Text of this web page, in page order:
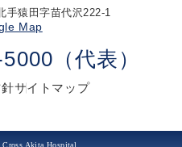
手猿田字苗代沢222-1
Map
（代表）
サイトマップ
Akita Hospital.